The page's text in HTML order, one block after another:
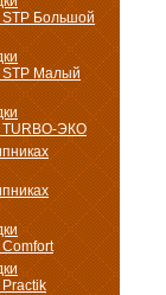
Большой
STP Малый
TURBO-ЭКО